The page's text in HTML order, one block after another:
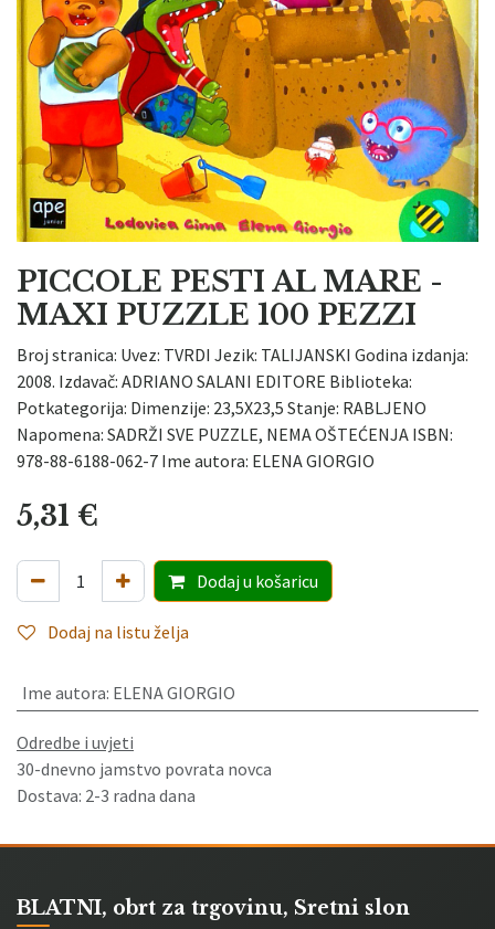
PICCOLE PESTI AL MARE -
MAXI PUZZLE 100 PEZZI
Broj stranica: Uvez: TVRDI Jezik: TALIJANSKI Godina izdanja:
2008. Izdavač: ADRIANO SALANI EDITORE Biblioteka:
Potkategorija: Dimenzije: 23,5X23,5 Stanje: RABLJENO
Napomena: SADRŽI SVE PUZZLE, NEMA OŠTEĆENJA ISBN:
978-88-6188-062-7 Ime autora: ELENA GIORGIO
5,31 €
Dodaju košaricu
Dodaj na listu želja
Ime autora: ELENA GIORGIO
Odredbe i uvjeti
30-dnevno jamstvo povrata novca
Dostava: 2-3 radna dana
BLATNI, obrt za trgovinu, Sretni slon